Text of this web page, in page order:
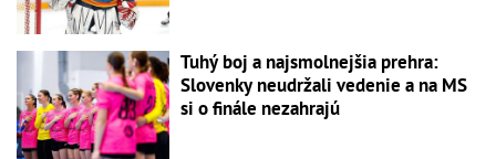
Tuhý boj a najsmolnejšia prehra:
Slovenky neudržali vedenie a na MS
si o finále nezahrajú